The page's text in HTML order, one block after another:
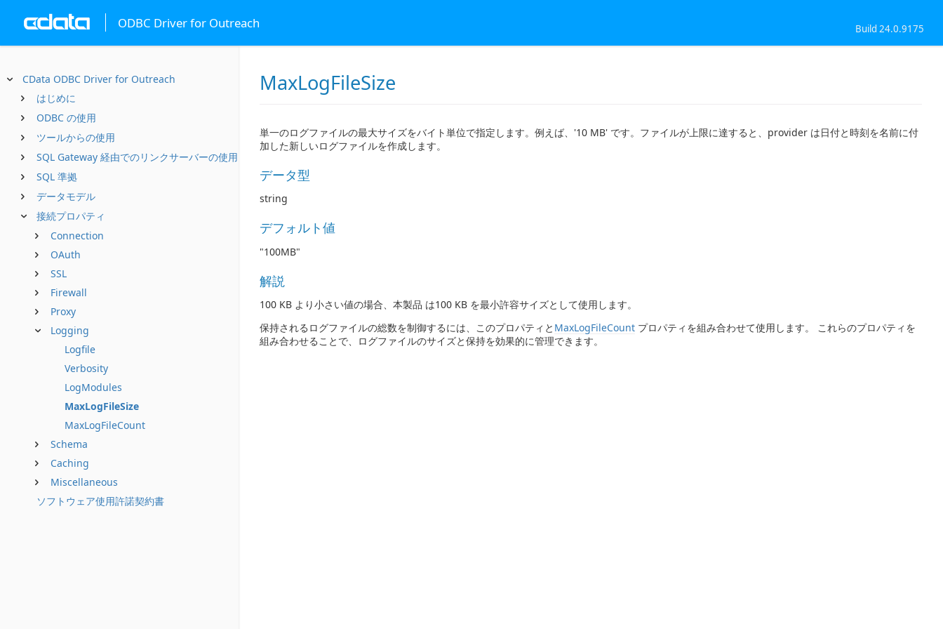
ODBC Driver for Outreach Build 24.0.9175
CData ODBC Driver for Outreach
はじめに
ODBC の使用
ツールからの使用
SQL Gateway 経由でのリンクサーバーの使用
SQL 準拠
データモデル
接続プロパティ
Connection
OAuth
SSL
Firewall
Proxy
Logging
Logfile
Verbosity
LogModules
MaxLogFileSize
MaxLogFileCount
Schema
Caching
Miscellaneous
ソフトウェア使用許諾契約書
MaxLogFileSize
単一のログファイルの最大サイズをバイト単位で指定します。例えば、'10 MB' です。ファイルが上限に達すると、provider は日付と時刻を名前に付
加した新しいログファイルを作成します。
データ型
string
デフォルト値
"100MB"
解説
100 KB より小さい値の場合、本製品 は100 KB を最小許容サイズとして使用します。
保持されるログファイルの総数を制御するには、このプロパティと MaxLogFileCount プロパティを組み合わせて使用します。 これらのプロパティを
組み合わせることで、ログファイルのサイズと保持を効果的に管理できます。